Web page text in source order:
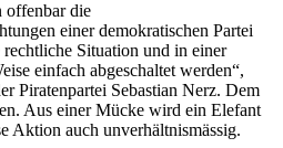
offenbar die
einer demokratischen Partei
Situation und in einer
einfach abgeschaltet werden“,
Piratenpartei Sebastian Nerz. Dem
Aus einer Mücke wird ein Elefant
Aktion auch unverhältnismässig.